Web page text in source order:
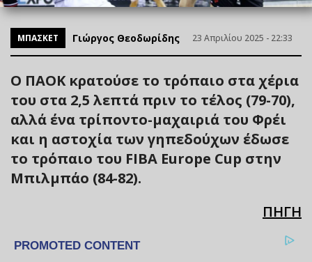
ΜΠΑΣΚΕΤ Γιώργος Θεοδωρίδης 23 Απριλίου 2025 - 22:33
Ο ΠΑΟΚ κρατούσε το τρόπαιο στα χέρια
του στα 2,5 λεπτά πριν το τέλος (79-70),
αλλά ένα τρίποντο-μαχαιριά του Φρέι
και η αστοχία των γηπεδούχων έδωσε
το τρόπαιο του FIBA Europe Cup στην
Μπιλμπάο (84-82).
ΠΗΓΗ